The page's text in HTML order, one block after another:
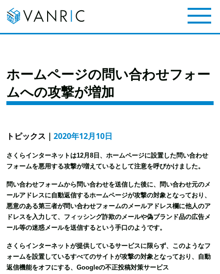
ホームページの問い合わせフォー
ムへの攻撃が増加
トピックス ｜2020年12月10日
さくらインターネットは12月8日、ホームページに設置した問い合わせ
フォームを悪用する攻撃が増えているとして注意を呼びかけました。
問い合わせフォームから問い合わせを送信した後に、問い合わせ元のメ
ールアドレスに自動返信するホームページが攻撃の対象となっており、
悪意のある第三者が問い合わせフォームのメールアドレス欄に他人のア
ドレスを入力して、フィッシング詐欺のメールや偽ブランド品の広告メ
ール等の迷惑メールを送信するという手口のようです。
さくらインターネットが提供しているサービスに限らず、このようなフ
ォームを設置しているすべてのサイトが攻撃の対象となっており、自動
返信機能をオフにする、Googleの不正投稿対策サービス